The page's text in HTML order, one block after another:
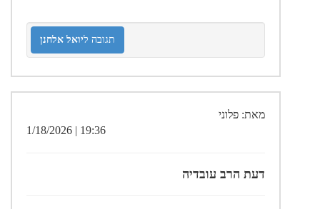
תגובה ליואל אלחנן
מאת: פלוני
19:36 | 1/18/2026
דעת הרב עובדיה